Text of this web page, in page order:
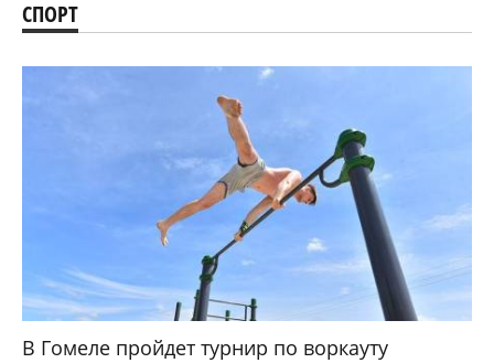
СПОРТ
В Гомеле пройдет турнир по воркауту